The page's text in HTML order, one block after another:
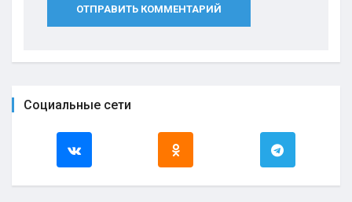
ОТПРАВИТЬ КОММЕНТАРИЙ
Социальные сети